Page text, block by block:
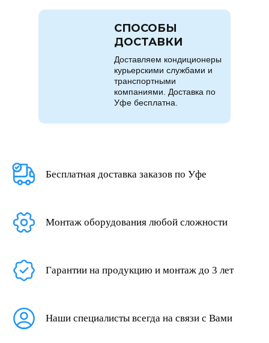
Доставляем кондиционеры
курьерскими службами и
транспортными
компаниями. Доставка по
Уфе бесплатна.
СПОСОБЫ
ДОСТАВКИ
Бесплатная доставка заказов по Уфе
Монтаж оборудования любой сложности
Гарантии на продукцию и монтаж до 3 лет
Наши специалисты всегда на связи с Вами